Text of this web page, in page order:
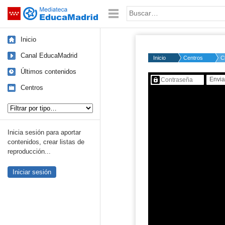
Saltar navegación Palabra o frase:
Inicio
Canal EducaMadrid
Últimos contenidos
Centros
Inicia sesión para aportar
contenidos, crear listas de
reproducción...
Iniciar sesión
Inicio Centros
Contenido protegido…